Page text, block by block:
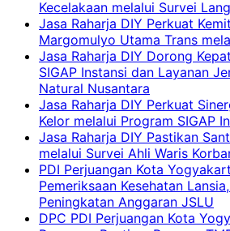
Kecelakaan melalui Survei
Jasa Raharja DIY Perkuat
Margomulyo Utama Trans
Jasa Raharja DIY Dorong
SIGAP Instansi dan Layanan
Natural Nusantara
Jasa Raharja DIY Perkuat
Kelor melalui Program SIGAP
Jasa Raharja DIY Pastikan
melalui Survei Ahli Waris
PDI Perjuangan Kota
Pemeriksaan Kesehatan
Peningkatan Anggaran JSLU
DPC PDI Perjuangan Kota